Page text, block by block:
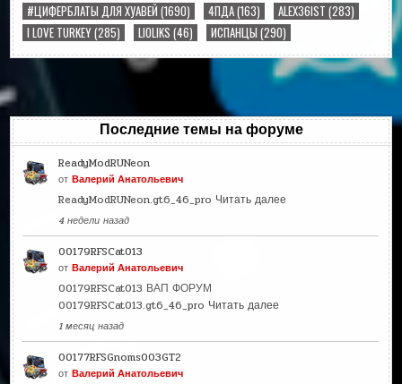
#ЦИФЕРБЛАТЫ ДЛЯ ХУАВЕЙ (1690) 4ПДА(163) ALEX36IST (283)
I LOVE TURKEY(285) LIOLIKS (46) ИСПАНЦЫ (290)
Последние темы на форуме
ReadyModRUNeon
отВалерий Анатольевич
ReadyModRUNeon.gt6_46_pro Читать далее
4 недели назад
00179RFSCat013
отВалерий Анатольевич
00179RFSCat013 ВАП ФОРУМ
00179RFSCat013.gt6_46_pro Читать далее
1 месяц назад
00177RFSGnoms003GT2
отВалерий Анатольевич